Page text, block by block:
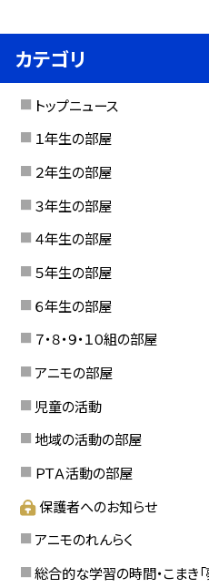
カテゴリ
トップニュース
１年生の部屋
２年生の部屋
３年生の部屋
４年生の部屋
５年生の部屋
６年生の部屋
７・８・９・１０組の部屋
アニモの部屋
児童の活動
地域の活動の部屋
ＰＴＡ活動の部屋
保護者へのお知らせ
アニモのれんらく
総合的な学習の時間・こまき「